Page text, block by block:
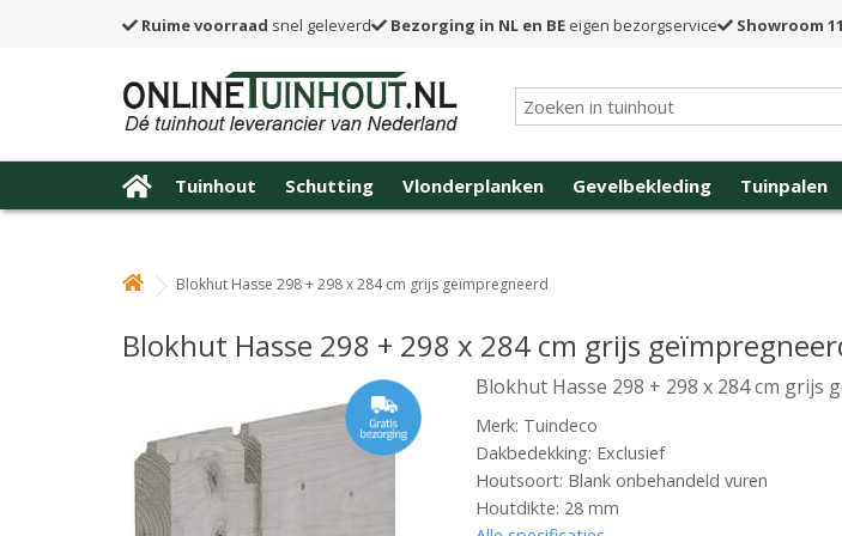
Ruime voorraad snel geleverd Bezorging in NL en BE eigen bezorgservice Showroom
Tuinhout Schutting Vlonderplanken Gevelbekleding Tuinpalen
Blokhut Hasse 298 + 298 x 284 cm grijs geïmpregneerd
Blokhut Hasse 298 + 298 x 284 cm grijs
Blokhut Hasse 298 + 298 x 284 cm grijs
Merk: Tuindeco
Dakbedekking: Exclusief
Houtsoort: Blank onbehandeld vuren
Houtdikte: 28 mm